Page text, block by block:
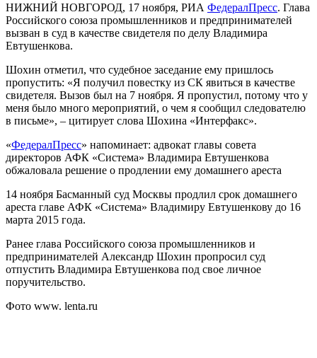
НИЖНИЙ НОВГОРОД, 17 ноября, РИА ФедералПресс. Глава
Российского союза промышленников и предпринимателей
вызван в суд в качестве свидетеля по делу Владимира
Евтушенкова.
Шохин отметил, что судебное заседание ему пришлось
пропустить: «Я получил повестку из СК явиться в качестве
свидетеля. Вызов был на 7 ноября. Я пропустил, потому что у
меня было много мероприятий, о чем я сообщил следователю
в письме», – цитирует слова Шохина «Интерфакс».
«ФедералПресс» напоминает: адвокат главы совета
директоров АФК «Система» Владимира Евтушенкова
обжаловала решение о продлении ему домашнего ареста
14 ноября Басманный суд Москвы продлил срок домашнего
ареста главе АФК «Система» Владимиру Евтушенкову до 16
марта 2015 года.
Ранее глава Российского союза промышленников и
предпринимателей Александр Шохин пропросил суд
отпустить Владимира Евтушенкова под свое личное
поручительство.
Фото www. lenta.ru